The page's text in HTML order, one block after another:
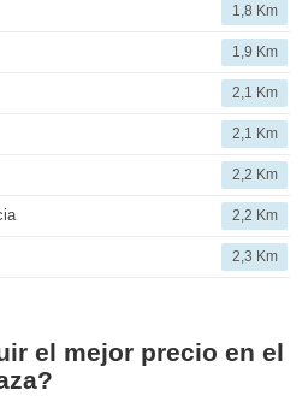
1,8 Km
1,9 Km
2,1 Km
2,1 Km
2,2 Km
2,2 Km
2,3 Km
el mejor precio en el